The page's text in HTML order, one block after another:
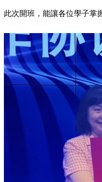
此次開班，能讓各位學子掌